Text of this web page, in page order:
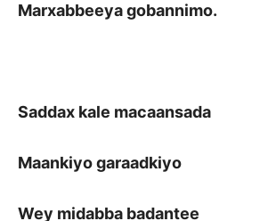
Marxabbeeya gobannimo.
Saddax kale macaansada
Maankiyo garaadkiyo
Wey midabba badantee